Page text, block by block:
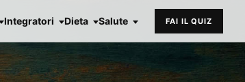
Integratori Dieta Salute FAI IL QUIZ